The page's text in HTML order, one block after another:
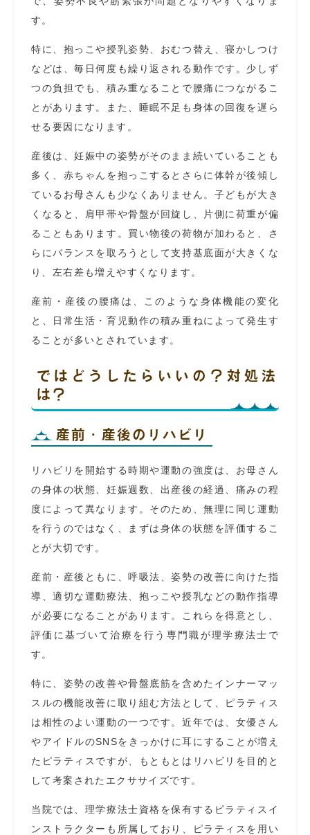
す。
特に、抱っこや授乳姿勢、おむつ替え、寝かしつけ
などは、毎日何度も繰り返される動作です。少しず
つの負担でも、積み重なることで腰痛につながるこ
とがあります。また、睡眠不足も身体の回復を遅ら
せる要因になります。
産後は、妊娠中の姿勢がそのまま続いていることも
多く、赤ちゃんを抱っこするとさらに体幹が後傾し
ているお母さんも少なくありません。子どもが大き
くなると、肩甲帯や骨盤が回旋し、片側に荷重が偏
ることもあります。買い物後の荷物が加わると、さ
らにバランスを取ろうとして支持基底面が大きくな
り、左右差も増えやすくなります。
産前・産後の腰痛は、このような身体機能の変化
と、日常生活・育児動作の積み重ねによって発生す
ることが多いとされています。
ではどうしたらいいの？対処法
は？
産前・産後のリハビリ
リハビリを開始する時期や運動の強度は、お母さん
の身体の状態、妊娠週数、出産後の経過、痛みの程
度によって異なります。そのため、無理に同じ運動
を行うのではなく、まずは身体の状態を評価するこ
とが大切です。
産前・産後ともに、呼吸法、姿勢の改善に向けた指
導、適切な運動療法、抱っこや授乳などの動作指導
が必要になることがあります。これらを得意とし、
評価に基づいて治療を行う専門職が理学療法士で
す。
特に、姿勢の改善や骨盤底筋を含めたインナーマッ
スルの機能改善に取り組む方法として、ピラティス
は相性のよい運動の一つです。近年では、女優さん
やアイドルのSNSをきっかけに耳にすることが増え
たピラティスですが、もともとはリハビリを目的と
して考案されたエクササイズです。
当院では、理学療法士資格を保有するピラティスイ
ンストラクターも所属しており、ピラティスを用い